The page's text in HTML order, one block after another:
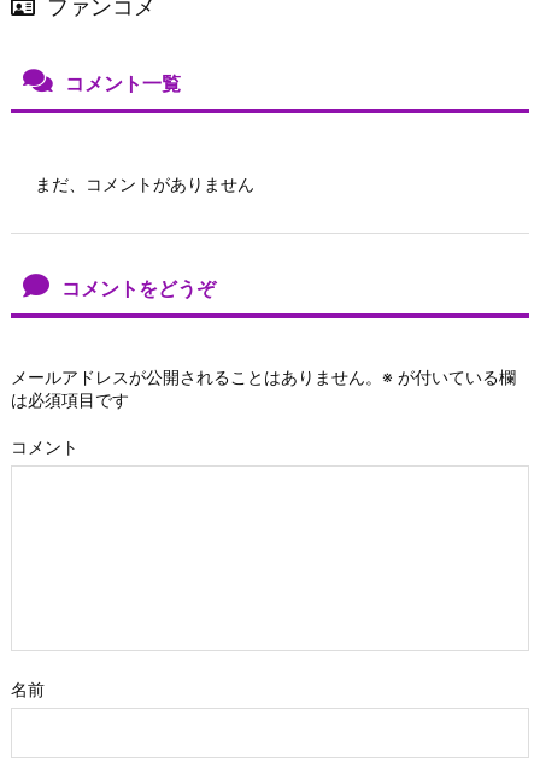
ファンコメ
コメント一覧
まだ、コメントがありません
コメントをどうぞ
メールアドレスが公開されることはありません。 ※ が付いている欄
は必須項目です
コメント
名前